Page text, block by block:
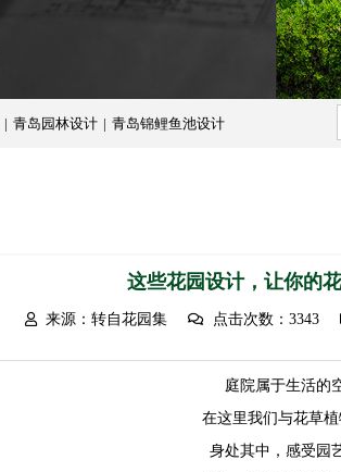
| 青岛园林设计 | 青岛锦鲤鱼池设计
这些花园设计，让你的
来源：转自花园集 点击次数：3343
庭院属于生活的
在这里我们与花草
身处其中，感受园